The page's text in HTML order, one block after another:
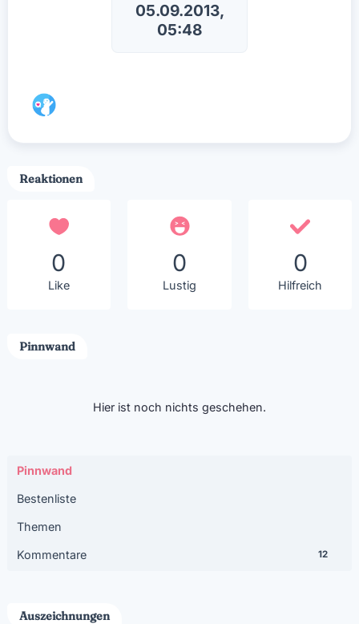
05.09.2013,
05:48
Reaktionen
0
Like
0
Lustig
0
Hilfreich
Pinnwand
Hier ist noch nichts geschehen.
Pinnwand
Bestenliste
Themen
Kommentare 12
Auszeichnungen